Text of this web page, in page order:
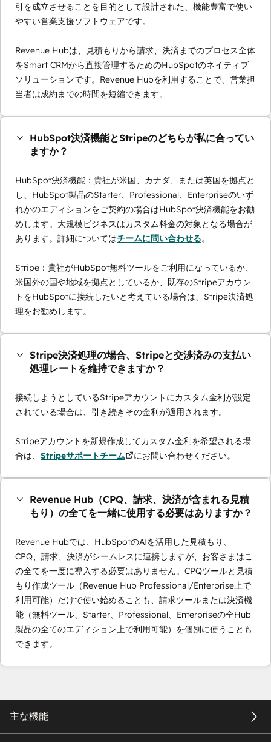
引を成立させることを目的として設計された、機能豊富で使い
やすい営業支援ソフトウェアです。
Revenue Hubは、見積もりから請求、決済までのプロセス全体
をSmart CRMから直接管理するためのHubSpotのネイティブ
ソリューションです。Revenue Hubを利用することで、営業担
当者は成約までの時間を短縮できます。
HubSpot決済機能とStripeのどちらが私に合ってい
ますか？
HubSpot決済機能：貴社が米国、カナダ、または英国を拠点と
し、HubSpot製品のStarter、Professional、Enterpriseのいず
れかのエディションをご契約の場合はHubSpot決済機能をお勧
めします。大規模ビジネスはカスタム料金の対象となる場合が
あります。詳細についてはチームに問い合わせる。
Stripe：貴社がHubSpot無料ツールをご利用になっているか、
米国外の国や地域を拠点としているか、既存のStripeアカウン
トをHubSpotに接続したいと考えている場合は、Stripe決済処
理をお勧めします。
Stripe決済処理の場合、Stripeと交渉済みの支払い
処理レートを維持できますか？
接続しようとしているStripeアカウントにカスタム金利が設定
されている場合は、引き続きその金利が適用されます。
Stripeアカウントを新規作成してカスタム金利を希望される場
合は、 Stripeサポートチーム にお問い合わせください。
Revenue Hub（CPQ、請求、決済が含まれる見積
もり）の全てを一緒に使用する必要はありますか？
Revenue Hubでは、HubSpotのAIを活用した見積もり、
CPQ、請求、決済がシームレスに連携しますが、お客さまはこ
の全てを一度に導入する必要はありません。CPQツールと見積
もり作成ツール（Revenue Hub Professional/Enterprise上で
利用可能）だけで使い始めることも、請求ツールまたは決済機
能（無料ツール、Starter、Professional、Enterpriseの全Hub
製品の全てのエディション上で利用可能）を個別に使うことも
できます。
主な機能